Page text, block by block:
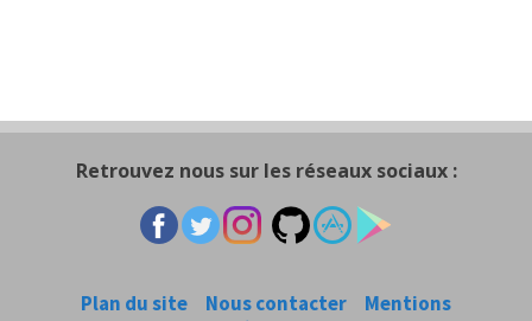
Retrouvez nous sur les réseaux sociaux :
Plan du site Nous contacter
Mentions